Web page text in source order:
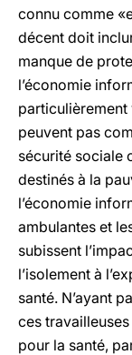
connu comme
décent doit
manque de
l’économie
peuvent pas
sécurité sociale
destinés à la
l’économie
ambulantes et
subissent
l’isolement à
santé. N’ayant
ces
pour la santé,